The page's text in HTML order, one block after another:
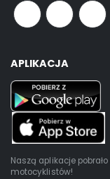
APLIKACJA
Naszą aplikacje
motocyklistów!